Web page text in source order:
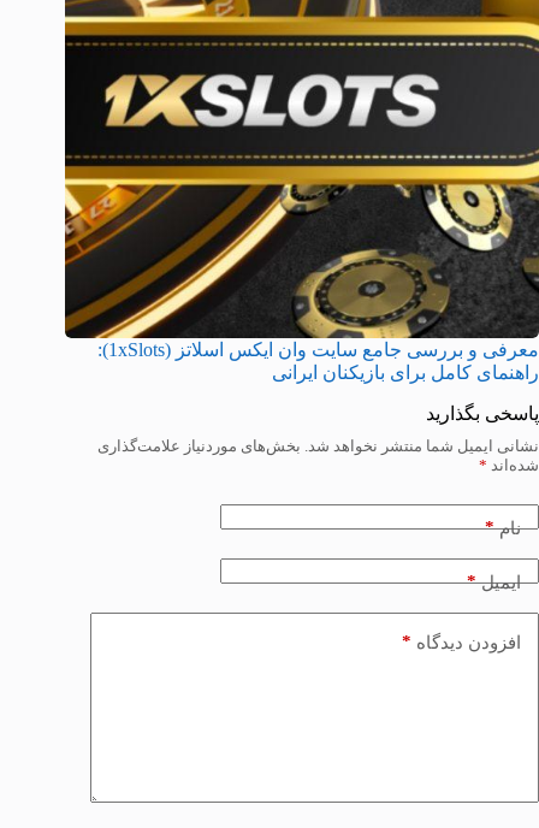
معرفی و بررسی جامع سایت وان ایکس اسلاتز (1xSlots):
راهنمای کامل برای بازیکنان ایرانی
پاسخی بگذارید
نشانی ایمیل شما منتشر نخواهد شد. بخش‌های موردنیاز علامت‌گذاری
شده‌اند *
نام*
ایمیل*
افزودن دیدگاه *